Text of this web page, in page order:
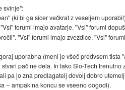
svinje":
(ki bi ga sicer večkrat z veseljem
forumi imajo avatarje. "Vsi" forumi
"Vsi" forumi imajo zvezdice. "Vsi"
uporabna (meni je všeč predvsem
pač ne dela. In tako Slo-Tech
pa jo zna predlagatelj dovolj dobro
-- ampak na koncu se vseeno dogodi).